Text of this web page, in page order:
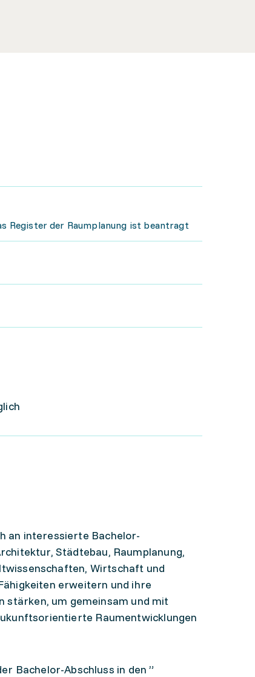
Register der Raumplanung ist beantragt
an interessierte Bachelor-
Städtebau, Raumplanung,
Wirtschaft und
erweitern und ihre
stärken, um gemeinsam und mit
Raumentwicklungen
Bachelor-Abschluss in den ”